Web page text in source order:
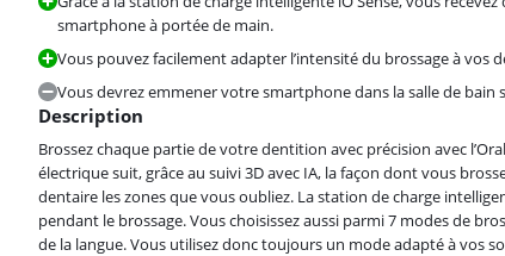
smartphone à portée de main.
Vous pouvez facilement adapter l’intensité du brossage à vos
Vous devrez emmener votre smartphone dans la salle de bain
Description
Brossez chaque partie de votre dentition avec précision avec
électrique suit, grâce au suivi 3D avec IA, la façon dont vous
dentaire les zones que vous oubliez. La station de charge
pendant le brossage. Vous choisissez aussi parmi 7 modes de
de la langue. Vous utilisez donc toujours un mode adapté à vos